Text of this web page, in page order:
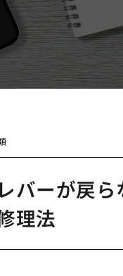
バーが戻
理法